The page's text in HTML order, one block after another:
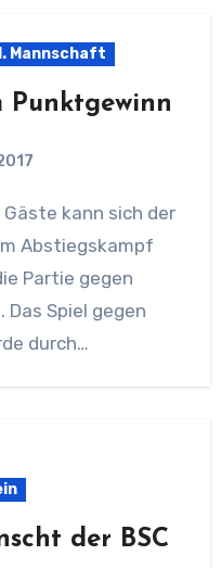
Mannschaft
Abstiegskampf
Partie gegen
Das Spiel gegen
durch…
der BSC